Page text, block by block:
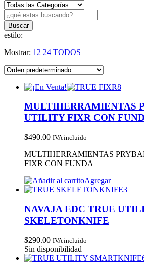
estilo:
Mostrar: 12 24 TODOS
MULTIHERRAMIENTAS
UTILITY FIXR CON
$490.00 IVA incluido
MULTIHERRAMIENTAS
FIXR CON FUNDA
Agregar
NAVAJA EDC TRUE
SKELETONKNIFE
$290.00 IVA incluido
Sin disponibilidad